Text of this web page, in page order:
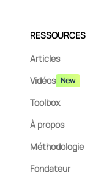
RESSOURCES
Articles
Vidéos New
Toolbox
À propos
Méthodologie
Fondateur